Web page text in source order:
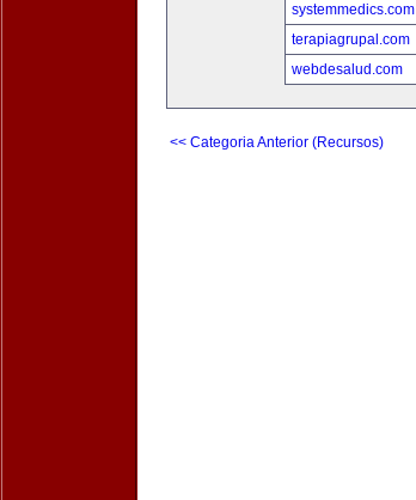
systemmedics.com
terapiagrupal.com
webdesalud.com
<< Categoria Anterior (Recursos)